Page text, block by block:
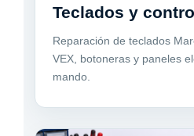
Teclados y
Reparación de teclados
VEX, botoneras y paneles
mando.